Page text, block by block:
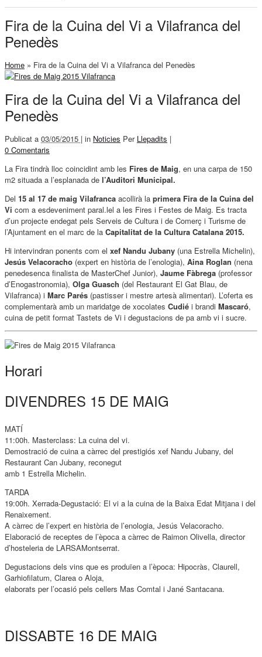
Fira de la Cuina del Vi a Vilafranca del
Penedès
Home » Fira de la Cuina del Vi a Vilafranca del Penedès
Fira de la Cuina del Vi a Vilafranca del
Penedès
Publicat a 03/05/2015 | in Noticies Per Llepadits |
0 Comentaris
La Fira tindrà lloc coincidint amb les Fires de Maig, en una carpa de 150
m2 situada a l’esplanada de l’Auditori Municipal.
Del 15 al 17 de maig Vilafranca acollirà la primera Fira de la Cuina del
Vi com a esdeveniment paral.lel a les Fires i Festes de Maig. Es tracta
d’un projecte endegat pels Serveis de Cultura i de Comerç i Turisme de
l’Ajuntament en el marc de la Capitalitat de la Cultura Catalana 2015.
Hi intervindran ponents com el xef Nandu Jubany (una Estrella Michelin),
Jesús Velacoracho (expert en història de l’enologia), Aina Roglan (nena
penedesenca finalista de MasterChef Junior), Jaume Fàbrega (professor
d’Enogastronomia), Olga Guasch (del Restaurant El Gat Blau, de
Vilafranca) i Marc Parés (pastisser i mestre artesà alimentari). L’oferta es
complementarà amb un maridatge de xocolates Cudié i brandi Mascaró,
cuina de petit format Tastets de Vi i degustacions de pa amb vi i sucre.
Horari
DIVENDRES 15 DE MAIG
MATÍ
11:00h. Masterclass: La cuina del vi.
Demostració de cuina a càrrec del prestigiós xef Nandu Jubany, del
Restaurant Can Jubany, reconegut
amb 1 Estrella Michelin.
TARDA
19:00h. Xerrada-Degustació: El vi a la cuina de la Baixa Edat Mitjana i del
Renaixement.
A càrrec de l’expert en història de l’enologia, Jesús Velacoracho.
Elaboració de receptes de l’època a càrrec de Raimon Olivella, director
d’hosteleria de LARSAMontserrat.
Degustacions dels vins que es produïen a l’època: Hipocràs, Claurell,
Garhiofilatum, Clarea o Aloja,
elaborats per l’ocasió pels cellers Mas Comtal i Jané Santacana.
DISSABTE 16 DE MAIG